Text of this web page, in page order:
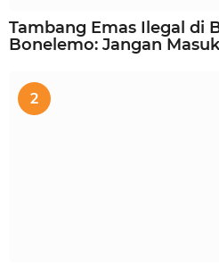
Tambang Emas Ilegal di
Bonelemo: Jangan
2